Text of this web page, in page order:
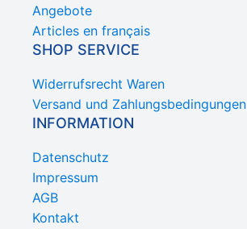
Angebote
Articles en français
SHOP SERVICE
Widerrufsrecht Waren
Versand und Zahlungsbedingungen
INFORMATION
Datenschutz
Impressum
AGB
Kontakt